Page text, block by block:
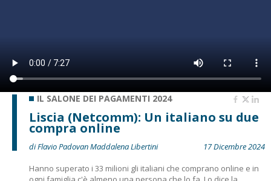
IL SALONE DEI PAGAMENTI 2024
Liscia (Netcomm): Un italiano su due
compra online
di Flavio Padovan Maddalena Libertini
17 Dicembre 2024
Hanno superato i 33 milioni gli italiani che comprano online e in